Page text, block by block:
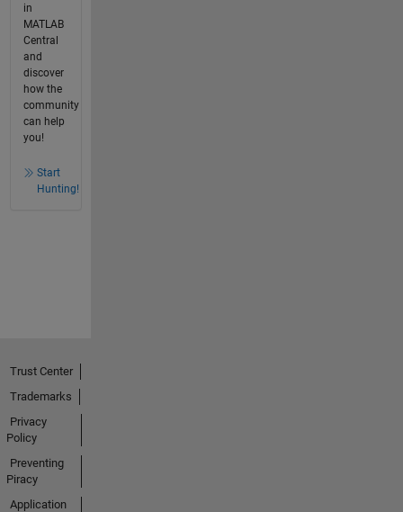
in
MATLAB
Central
and
discover
how the
community
can help
you!
Start
Hunting!
Trust Center
Trademarks
Privacy
Policy
Preventing
Piracy
Application